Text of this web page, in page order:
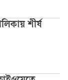
শীর্ষ